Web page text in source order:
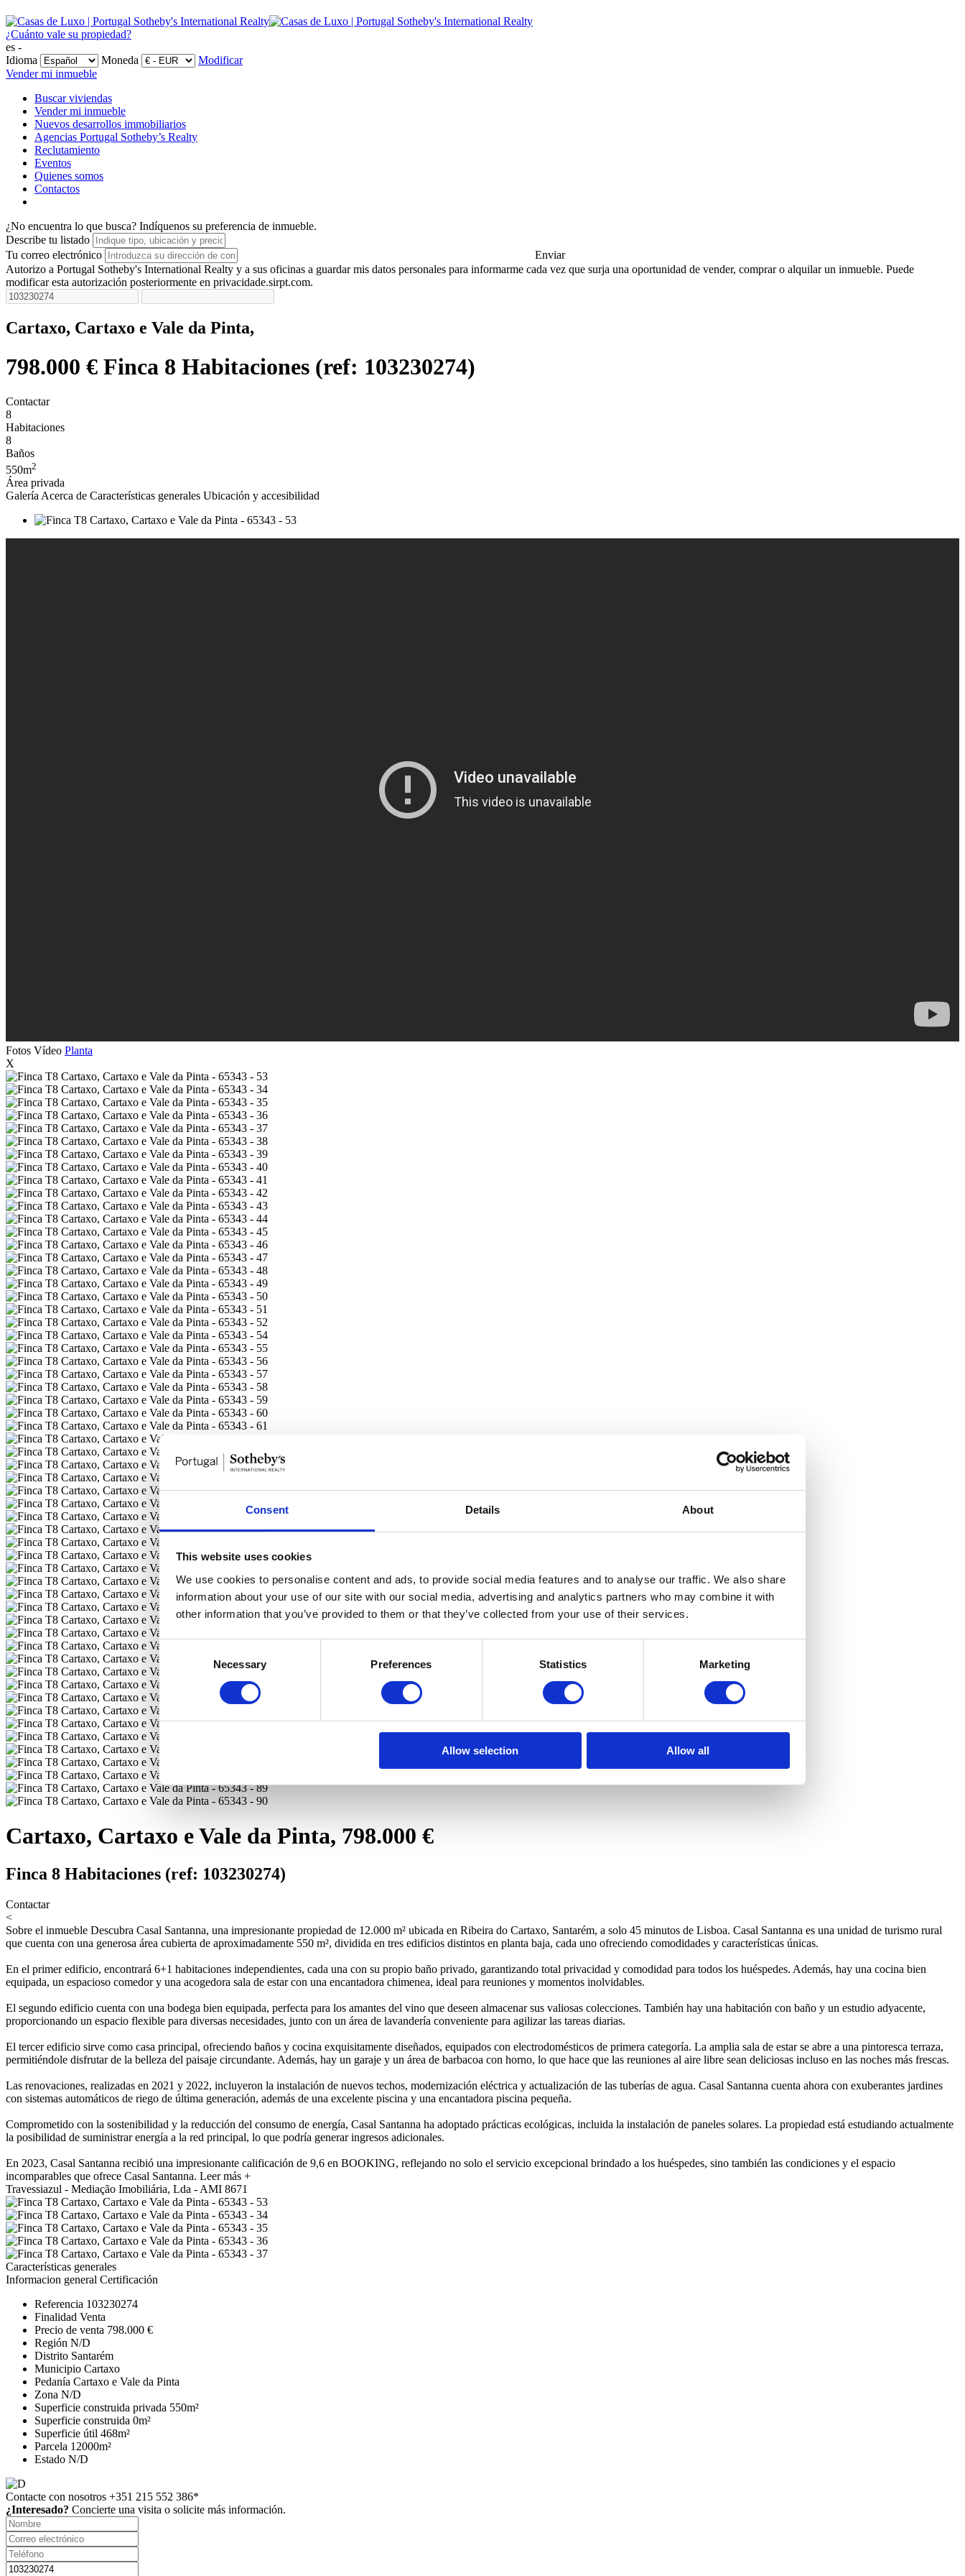
Consent Details About
This website uses cookies
We use cookies to personalise content and ads, to provide social media features and to analyse our traffic. We also share
information about your use of our site with our social media, advertising and analytics partners who may combine it with
other information that you’ve provided to them or that they’ve collected from your use of their services.
Consent
Selection
Necessary Preferences Statistics Marketing
Allow selection Allow all
¿Cuánto vale su propiedad?
es -
Idioma
Moneda
Modificar
Vender mi inmueble
Buscar viviendas
Vender mi inmueble
Nuevos desarrollos immobiliarios
Agencias Portugal Sotheby’s Realty
Reclutamiento
Eventos
Quienes somos
Contactos
¿No encuentra lo que busca? Indíquenos su preferencia de inmueble.
Describe tu listado
Tu correo electrónico
Enviar
Autorizo a Portugal Sotheby's International Realty y a sus oficinas a guardar mis datos personales para informarme cada vez que surja una oportunidad de vender, comprar o alquilar un inmueble. Puede
modificar esta autorización posteriormente en privacidade.sirpt.com.
Cartaxo, Cartaxo e Vale da Pinta,
798.000 € Finca 8 Habitaciones (ref: 103230274)
Contactar
8
Habitaciones
8
Baños
550m2
Área privada
Galería Acerca de Características generales Ubicación y accesibilidad
Fotos Vídeo Planta
X
Cartaxo, Cartaxo e Vale da Pinta, 798.000 €
Finca 8 Habitaciones (ref: 103230274)
Contactar
<
Sobre el inmueble Descubra Casal Santanna, una impresionante propiedad de 12.000 m² ubicada en Ribeira do Cartaxo, Santarém, a solo 45 minutos de Lisboa. Casal Santanna es una unidad de turismo rural
que cuenta con una generosa área cubierta de aproximadamente 550 m², dividida en tres edificios distintos en planta baja, cada uno ofreciendo comodidades y características únicas.
En el primer edificio, encontrará 6+1 habitaciones independientes, cada una con su propio baño privado, garantizando total privacidad y comodidad para todos los huéspedes. Además, hay una cocina bien
equipada, un espacioso comedor y una acogedora sala de estar con una encantadora chimenea, ideal para reuniones y momentos inolvidables.
El segundo edificio cuenta con una bodega bien equipada, perfecta para los amantes del vino que deseen almacenar sus valiosas colecciones. También hay una habitación con baño y un estudio adyacente,
proporcionando un espacio flexible para diversas necesidades, junto con un área de lavandería conveniente para agilizar las tareas diarias.
El tercer edificio sirve como casa principal, ofreciendo baños y cocina exquisitamente diseñados, equipados con electrodomésticos de primera categoría. La amplia sala de estar se abre a una pintoresca terraza,
permitiéndole disfrutar de la belleza del paisaje circundante. Además, hay un garaje y un área de barbacoa con horno, lo que hace que las reuniones al aire libre sean deliciosas incluso en las noches más frescas.
Las renovaciones, realizadas en 2021 y 2022, incluyeron la instalación de nuevos techos, modernización eléctrica y actualización de las tuberías de agua. Casal Santanna cuenta ahora con exuberantes jardines
con sistemas automáticos de riego de última generación, además de una excelente piscina y una encantadora piscina pequeña.
Comprometido con la sostenibilidad y la reducción del consumo de energía, Casal Santanna ha adoptado prácticas ecológicas, incluida la instalación de paneles solares. La propiedad está estudiando actualmente
la posibilidad de suministrar energía a la red principal, lo que podría generar ingresos adicionales.
En 2023, Casal Santanna recibió una impresionante calificación de 9,6 en BOOKING, reflejando no solo el servicio excepcional brindado a los huéspedes, sino también las condiciones y el espacio
incomparables que ofrece Casal Santanna. Leer más +
Travessiazul - Mediação Imobiliária, Lda - AMI 8671
Características generales
Informacion general Certificación
Referencia 103230274
Finalidad Venta
Precio de venta 798.000 €
Región N/D
Distrito Santarém
Municipio Cartaxo
Pedanía Cartaxo e Vale da Pinta
Zona N/D
Superficie construida privada 550m²
Superficie construida 0m²
Superficie útil 468m²
Parcela 12000m²
Estado N/D
Contacte con nosotros +351 215 552 386*
¿Interesado? Concierte una visita o solicite más información.